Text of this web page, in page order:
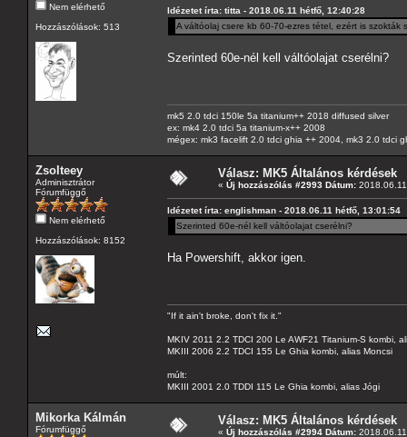
Nem elérhető
Hozzászólások: 513
Idézetet írta: titta - 2018.06.11 hétfő, 12:40:28
A váltóolaj csere kb 60-70-ezres tétel, ezért is szokták
Szerinted 60e-nél kell váltóolajat cserélni?
mk5 2.0 tdci 150le 5a titanium++ 2018 diffused silver
ex: mk4 2.0 tdci 5a titanium-x++ 2008
mégex: mk3 facelift 2.0 tdci ghia ++ 2004, mk3 2.0 tdci
Zsolteey
Adminisztrátor
Fórumfüggő
Nem elérhető
Hozzászólások: 8152
Válasz: MK5 Általános kérdések
« Új hozzászólás #2993 Dátum:
Idézetet írta: englishman - 2018.06.11 hétfő, 13:01:54
Szerinted 60e-nél kell váltóolajat cserélni?
Ha Powershift, akkor igen.
"If it ain't broke, don't fix it."
MKIV 2011 2.2 TDCI 200 Le AWF21 Titanium-S kombi,
MKIII 2006 2.2 TDCI 155 Le Ghia kombi, alias Moncsi
múlt:
MKIII 2001 2.0 TDDI 115 Le Ghia kombi, alias Jógi
Mikorka Kálmán
Fórumfüggő
Válasz: MK5 Általános kérdések
« Új hozzászólás #2994 Dátum: